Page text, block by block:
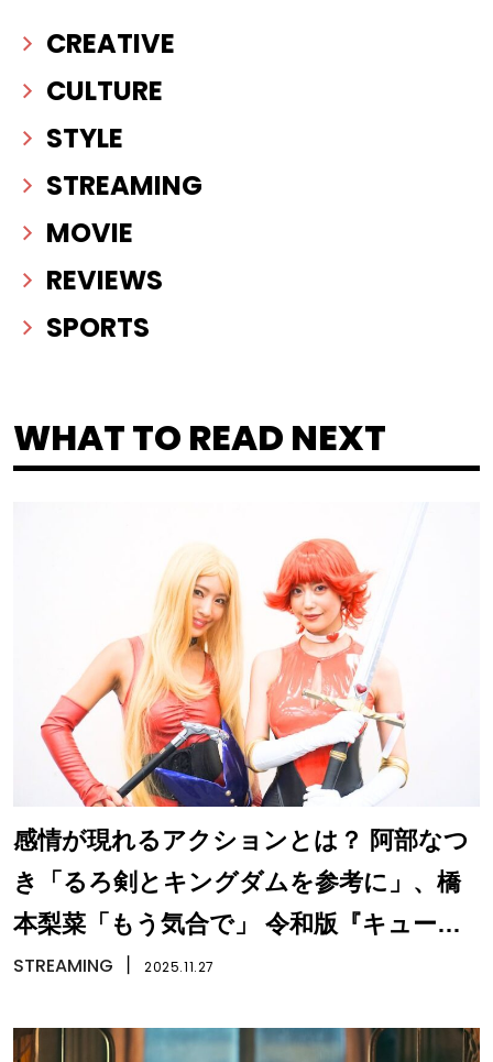
CREATIVE
CULTURE
STYLE
STREAMING
MOVIE
REVIEWS
SPORTS
WHAT TO READ NEXT
感情が現れるアクションとは？ 阿部なつ
き「るろ剣とキングダムを参考に」、橋
本梨菜「もう気合で」 令和版『キューテ
ィーハニー』
STREAMING 2025.11.27